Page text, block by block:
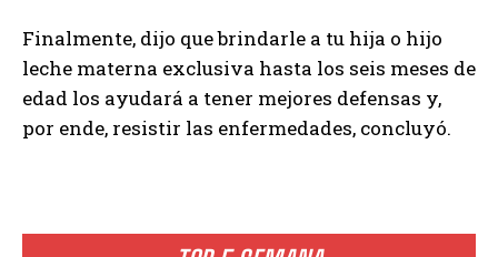
Finalmente, dijo que brindarle a tu hija o hijo
leche materna exclusiva hasta los seis meses de
edad los ayudará a tener mejores defensas y,
por ende, resistir las enfermedades, concluyó.